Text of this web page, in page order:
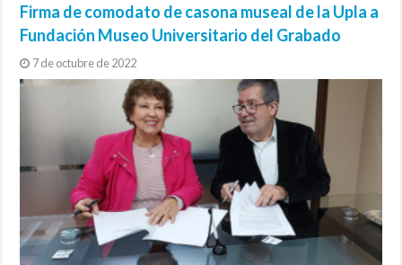
Firma de comodato de casona museal de la Upla a
Fundación Museo Universitario del Grabado
7 de octubre de 2022